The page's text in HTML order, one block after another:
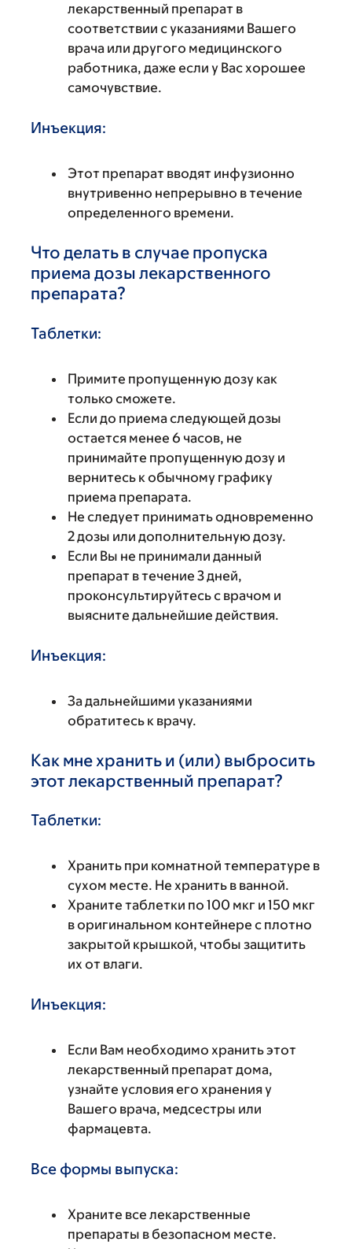
лекарственный препарат в
соответствии с указаниями Вашего
врача или другого медицинского
работника, даже если у Вас хорошее
самочувствие.
Инъекция:
Этот препарат вводят инфузионно
внутривенно непрерывно в течение
определенного времени.
Что делать в случае пропуска
приема дозы лекарственного
препарата?
Таблетки:
Примите пропущенную дозу как
только сможете.
Если до приема следующей дозы
остается менее 6 часов, не
принимайте пропущенную дозу и
вернитесь к обычному графику
приема препарата.
Не следует принимать одновременно
2 дозы или дополнительную дозу.
Если Вы не принимали данный
препарат в течение 3 дней,
проконсультируйтесь с врачом и
выясните дальнейшие действия.
Инъекция:
За дальнейшими указаниями
обратитесь к врачу.
Как мне хранить и (или) выбросить
этот лекарственный препарат?
Таблетки:
Хранить при комнатной температуре в
сухом месте. Не хранить в ванной.
Храните таблетки по 100 мкг и 150 мкг
в оригинальном контейнере с плотно
закрытой крышкой, чтобы защитить
их от влаги.
Инъекция:
Если Вам необходимо хранить этот
лекарственный препарат дома,
узнайте условия его хранения у
Вашего врача, медсестры или
фармацевта.
Все формы выпуска:
Храните все лекарственные
препараты в безопасном месте.